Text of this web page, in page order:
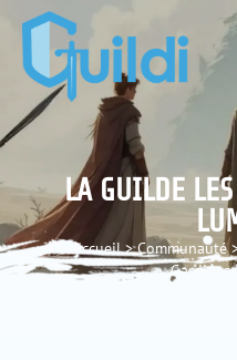
LA GUILDE
Accueil > Communauté
Gardiens